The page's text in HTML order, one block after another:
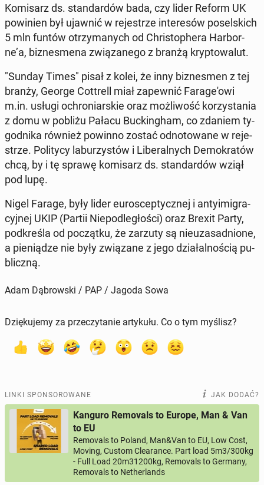
Ko­mi­sarz ds. stan­dar­dów bada, czy lider Reform UK
po­wi­nien był ujawnić w re­je­strze in­te­re­sów po­sel­skich
5 mln funtów otrzy­ma­nych od Chri­sto­phe­ra Har­bor­
ne’a, biz­nes­me­na zwią­za­ne­go z branżą kryp­to­wa­lut.
"Sunday Times" pisał z kolei, że inny biz­nes­men z tej
branży, George Cot­trell miał za­pew­nić Fa­ra­ge­'o­wi
m.in. usługi ochro­niar­skie oraz moż­li­wość ko­rzy­sta­nia
z domu w pobliżu Pałacu Buc­kin­gham, co zdaniem ty­
go­dni­ka również powinno zostać od­no­to­wa­ne w re­je­
strze. Po­li­ty­cy la­bu­rzy­stów i Li­be­ral­nych De­mo­kra­tów
chcą, by i tę sprawę ko­mi­sarz ds. stan­dar­dów wziął
pod lupę.
Nigel Farage, były lider eu­ro­scep­tycz­nej i an­ty­imi­gra­
cyj­nej UKIP (Partii Nie­pod­le­gło­ści) oraz Brexit Party,
pod­kre­śla od po­cząt­ku, że zarzuty są nie­uza­sad­nio­ne,
a pie­nią­dze nie były zwią­za­ne z jego dzia­łal­no­ścią pu­
blicz­ną.
Adam Dąbrowski / PAP / Jagoda Sowa
Dziękujemy za przeczytanie artykułu. Co o tym myślisz?
LINKI SPONSOROWANE JAK DODAĆ?
Kanguro Removals to Europe, Man & Van
to EU
Removals to Poland, Man&Van to EU, Low Cost,
Moving, Custom Clearance. Part load 5m3/300kg
- Full Load 20m31200kg, Removals to Germany,
Removals to Netherlands